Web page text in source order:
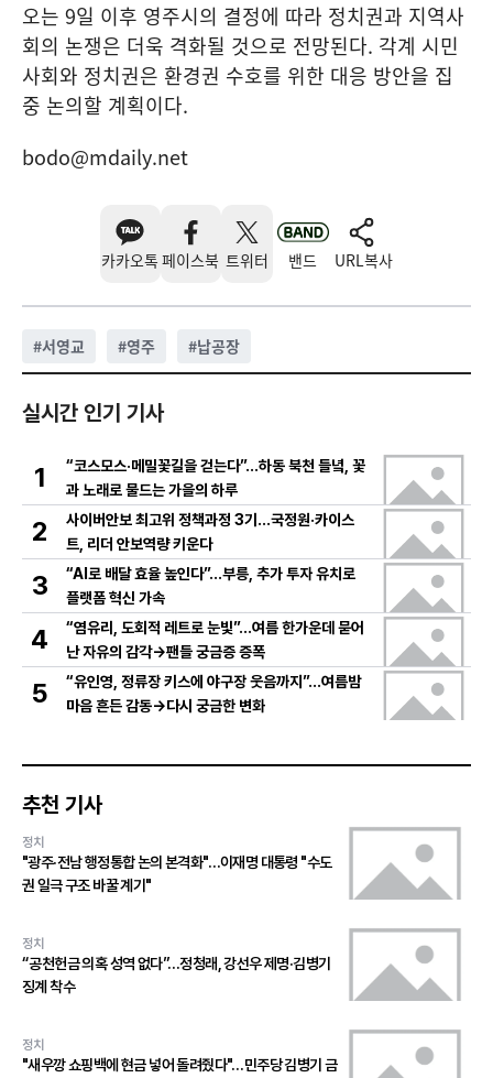
오는 9일 이후 영주시의 결정에 따라 정치권과 지역사
회의 논쟁은 더욱 격화될 것으로 전망된다. 각계 시민
사회와 정치권은 환경권 수호를 위한 대응 방안을 집
중 논의할 계획이다.
bodo@mdaily.net
카카오톡 페이스북 트위터 밴드 URL복사
#서영교 #영주 #납공장
실시간 인기 기사
1
“코스모스·메밀꽃길을 걷는다”…하동 북천 들녘, 꽃
과 노래로 물드는 가을의 하루
2
사이버안보 최고위 정책과정 3기…국정원·카이스
트, 리더 안보역량 키운다
3
“AI로 배달 효율 높인다”…부릉, 추가 투자 유치로
플랫폼 혁신 가속
4
“염유리, 도회적 레트로 눈빛”…여름 한가운데 묻어
난 자유의 감각→팬들 궁금증 증폭
5
“유인영, 정류장 키스에 야구장 웃음까지”…여름밤
마음 흔든 감동→다시 궁금한 변화
추천 기사
정치
"광주·전남 행정통합 논의 본격화"…이재명 대통령 "수도
권 일극 구조 바꿀 계기"
정치
“공천헌금 의혹 성역 없다”…정청래, 강선우 제명·김병기
징계 착수
정치
"새우깡 쇼핑백에 현금 넣어 돌려줬다"…민주당 김병기 금